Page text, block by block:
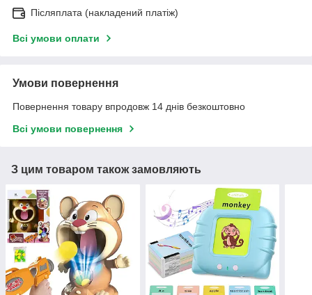
Післяплата (накладений платіж)
Всі умови оплати
Умови повернення
Повернення товару впродовж 14 днів безкоштовно
Всі умови повернення
З цим товаром також замовляють